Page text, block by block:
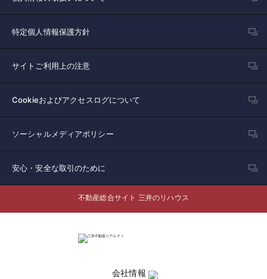
特定個人情報保護方針
サイトご利用上の注意
Cookieおよびアクセスログについて
ソーシャルメディアポリシー
安心・安全な取引のために
不動産総合サイト 三井のリハウス
会社情報